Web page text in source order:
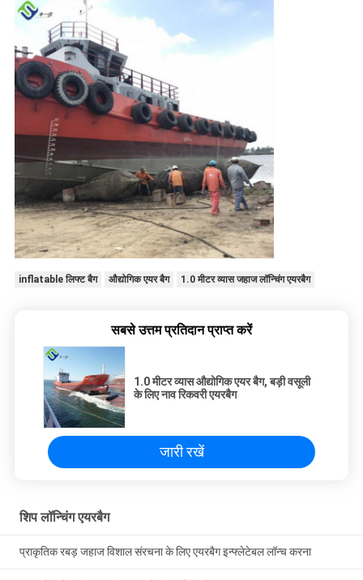
inflatable लिफ्ट बैग औद्योगिक एयर बैग 1.0 मीटर व्यास जहाज लॉन्चिंग एयरबैग
सबसे उत्तम प्रतिदान प्राप्त करें
1.0 मीटर व्यास औद्योगिक एयर बैग, बड़ी वसूली
के लिए नाव रिकवरी एयरबैग
जारी रखें
शिप लॉन्चिंग एयरबैग
प्राकृतिक रबड़ जहाज विशाल संरचना के लिए एयरबैग इन्फ्लेटेबल लॉन्च करना